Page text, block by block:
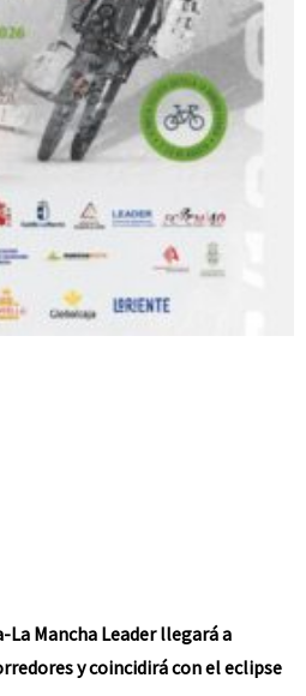
Mancha Leader llegará a
y coincidirá con el eclipse